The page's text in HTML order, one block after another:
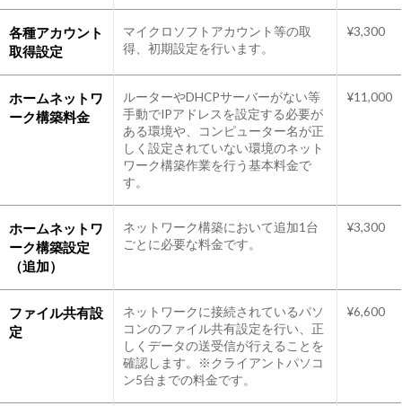
各種アカウント
取得設定
マイクロソフトアカウント等の取
得、初期設定を行います。
¥3,300
ホームネットワ
ーク構築料金
ルーターやDHCPサーバーがない等
手動でIPアドレスを設定する必要が
ある環境や、コンピューター名が正
しく設定されていない環境のネット
ワーク構築作業を行う基本料金で
す。
¥11,000
ホームネットワ
ーク構築設定
（追加）
ネットワーク構築において追加1台
ごとに必要な料金です。
¥3,300
ファイル共有設
定
ネットワークに接続されているパソ
コンのファイル共有設定を行い、正
しくデータの送受信が行えることを
確認します。※クライアントパソコ
ン5台までの料金です。
¥6,600